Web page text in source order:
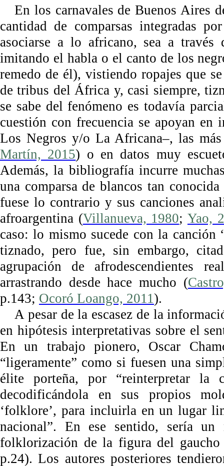
En los carnavales de Buenos
cantidad de comparsas integradas
asociarse a lo africano, sea a
imitando el habla o el canto de los
remedo de él), vistiendo ropajes que
de tribus del África y, casi siempre,
se sabe del fenómeno es todavía
cuestión con frecuencia se apoyan en
Los Negros y/o La Africana–, las más
Martín, 2015) o en datos muy
Además, la bibliografía incurre
una comparsa de blancos tan
fuese lo contrario y sus canciones
afroargentina (Villanueva, 1980; Yao,
caso: lo mismo sucede con la canción
tiznado, pero fue, sin embargo,
agrupación de afrodescendientes
arrastrando desde hace mucho (
p.143; Ocoró Loango, 2011).
A pesar de la escasez de la
en hipótesis interpretativas sobre el
En un trabajo pionero, Oscar
“ligeramente” como si fuesen una
élite porteña, por “reinterpretar la
decodificándola en sus propios
‘folklore’, para incluirla en un lugar
nacional”. En ese sentido, sería
folklorización de la figura del
p.24). Los autores posteriores